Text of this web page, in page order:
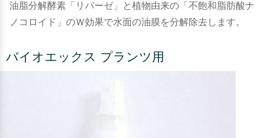
油脂分解酵素「リパーゼ」と植物由来の「不飽和脂肪酸ナ
ノコロイド」のＷ効果で水面の油膜を分解除去します。
バイオエックス プランツ用